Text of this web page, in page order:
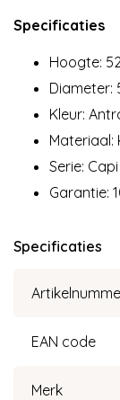
Specificaties
Hoogte:
Diameter:
Kleur:
Materiaal:
Serie:
Garantie:
Specificaties
EAN code
Merk